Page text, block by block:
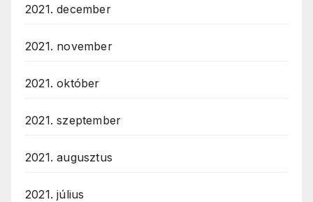
2021. december
2021. november
2021. október
2021. szeptember
2021. augusztus
2021. július